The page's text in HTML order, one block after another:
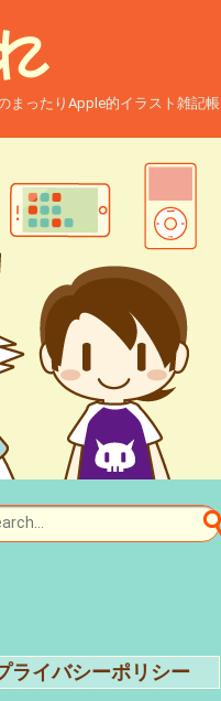
まったりApple的イラスト雑記帳
ライバシーポリシー